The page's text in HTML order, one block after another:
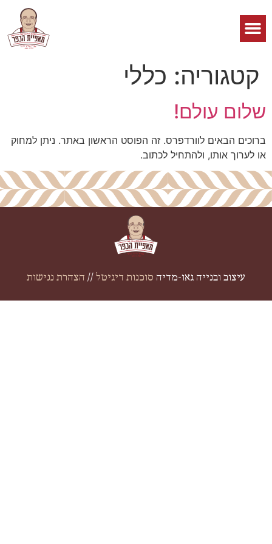
קטגוריה: כללי
שלום עולם!
ברוכים הבאים לוורדפרס. זה הפוסט הראשון באתר. ניתן למחוק
או לערוך אותו, ולהתחיל לכתוב.
עיצוב ובנייה גאו-מדיה סוכנות דיגיטל // הצהרת נגישות